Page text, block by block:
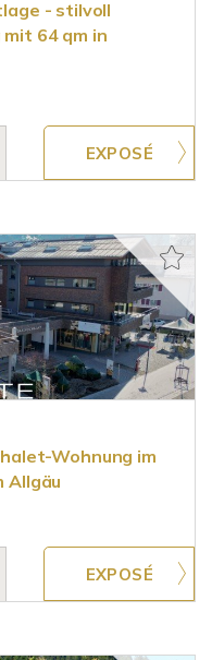
- stilvoll
64 qm in
Wohnung im
Allgäu